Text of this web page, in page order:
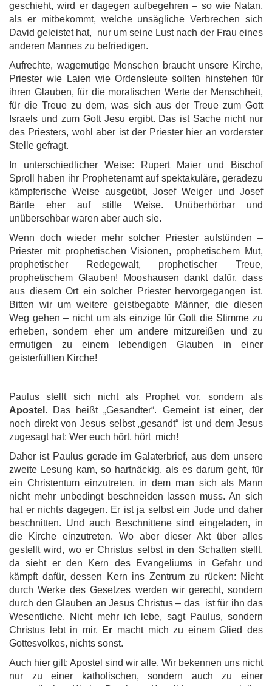
geschieht, wird er dagegen aufbegehren – so wie Natan,
als er mitbekommt, welche unsägliche Verbrechen sich
David geleistet hat, nur um seine Lust nach der Frau eines
anderen Mannes zu befriedigen.
Aufrechte, wagemutige Menschen braucht unsere Kirche,
Priester wie Laien wie Ordensleute sollten hinstehen für
ihren Glauben, für die moralischen Werte der Menschheit,
für die Treue zu dem, was sich aus der Treue zum Gott
Israels und zum Gott Jesu ergibt. Das ist Sache nicht nur
des Priesters, wohl aber ist der Priester hier an vorderster
Stelle gefragt.
In unterschiedlicher Weise: Rupert Maier und Bischof
Sproll haben ihr Prophetenamt auf spektakuläre, geradezu
kämpferische Weise ausgeübt, Josef Weiger und Josef
Bärtle eher auf stille Weise. Unüberhörbar und
unübersehbar waren aber auch sie.
Wenn doch wieder mehr solcher Priester aufstünden –
Priester mit prophetischen Visionen, prophetischem Mut,
prophetischer Redegewalt, prophetischer Treue,
prophetischem Glauben! Mooshausen dankt dafür, dass
aus diesem Ort ein solcher Priester hervorgegangen ist.
Bitten wir um weitere geistbegabte Männer, die diesen
Weg gehen – nicht um als einzige für Gott die Stimme zu
erheben, sondern eher um andere mitzureißen und zu
ermutigen zu einem lebendigen Glauben in einer
geisterfüllten Kirche!
Paulus stellt sich nicht als Prophet vor, sondern als
Apostel . Das heißt „Gesandter“. Gemeint ist einer, der
noch direkt von Jesus selbst „gesandt“ ist und dem Jesus
zugesagt hat: Wer euch hört, hört mich!
Daher ist Paulus gerade im Galaterbrief, aus dem unsere
zweite Lesung kam, so hartnäckig, als es darum geht, für
ein Christentum einzutreten, in dem man sich als Mann
nicht mehr unbedingt beschneiden lassen muss. An sich
hat er nichts dagegen. Er ist ja selbst ein Jude und daher
beschnitten. Und auch Beschnittene sind eingeladen, in
die Kirche einzutreten. Wo aber dieser Akt über alles
gestellt wird, wo er Christus selbst in den Schatten stellt,
da sieht er den Kern des Evangeliums in Gefahr und
kämpft dafür, dessen Kern ins Zentrum zu rücken: Nicht
durch Werke des Gesetzes werden wir gerecht, sondern
durch den Glauben an Jesus Christus – das ist für ihn das
Wesentliche. Nicht mehr ich lebe, sagt Paulus, sondern
Christus lebt in mir.
Er macht mich zu einem Glied des
Gottesvolkes, nichts sonst.
Auch hier gilt: Apostel sind wir alle. Wir bekennen uns nicht
nur zu einer katholischen, sondern auch zu einer